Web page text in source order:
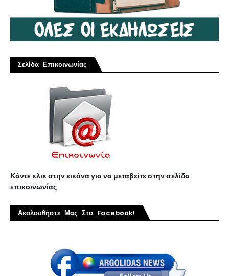
Σελίδα Επικοινωνίας
Κάντε κλικ στην εικόνα για να μεταβείτε στην σελίδα
επικοινωνίας
Ακολουθήστε Μας Στο Facebook!